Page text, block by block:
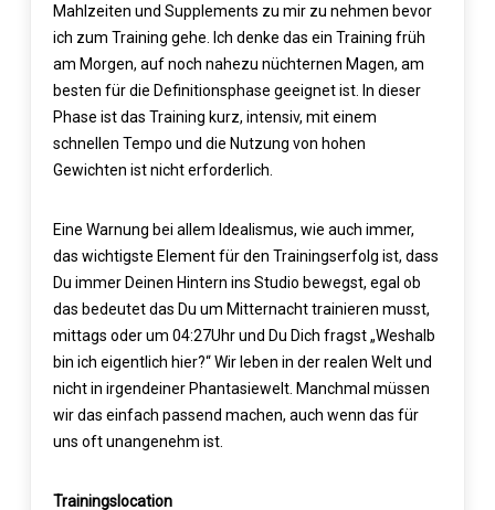
Mahlzeiten und Supplements zu mir zu nehmen bevor
ich zum Training gehe. Ich denke das ein Training früh
am Morgen, auf noch nahezu nüchternen Magen, am
besten für die Definitionsphase geeignet ist. In dieser
Phase ist das Training kurz, intensiv, mit einem
schnellen Tempo und die Nutzung von hohen
Gewichten ist nicht erforderlich.
Eine Warnung bei allem Idealismus, wie auch immer,
das wichtigste Element für den Trainingserfolg ist, dass
Du immer Deinen Hintern ins Studio bewegst, egal ob
das bedeutet das Du um Mitternacht trainieren musst,
mittags oder um 04:27Uhr und Du Dich fragst „Weshalb
bin ich eigentlich hier?“ Wir leben in der realen Welt und
nicht in irgendeiner Phantasiewelt. Manchmal müssen
wir das einfach passend machen, auch wenn das für
uns oft unangenehm ist.
Trainingslocation